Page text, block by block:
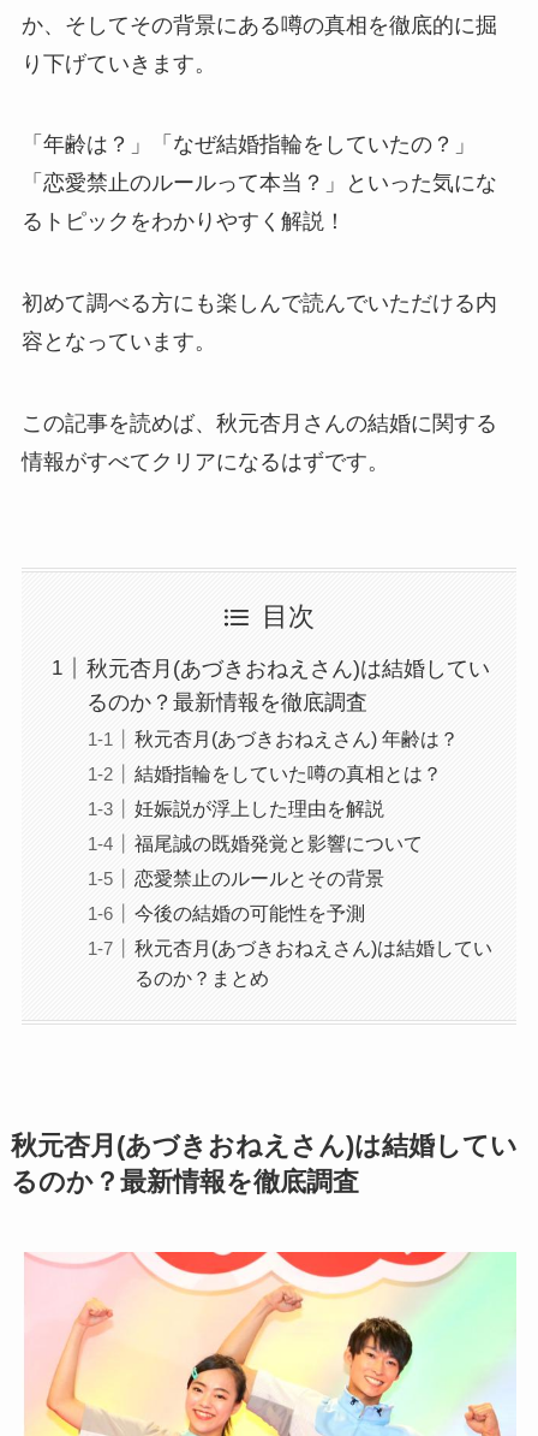
か、そしてその背景にある噂の真相を徹底的に掘
り下げていきます。
「年齢は？」「なぜ結婚指輪をしていたの？」
「恋愛禁止のルールって本当？」といった気にな
るトピックをわかりやすく解説！
初めて調べる方にも楽しんで読んでいただける内
容となっています。
この記事を読めば、秋元杏月さんの結婚に関する
情報がすべてクリアになるはずです。
目次
秋元杏月(あづきおねえさん)は結婚してい
るのか？最新情報を徹底調査
秋元杏月(あづきおねえさん) 年齢は？
結婚指輪をしていた噂の真相とは？
妊娠説が浮上した理由を解説
福尾誠の既婚発覚と影響について
恋愛禁止のルールとその背景
今後の結婚の可能性を予測
秋元杏月(あづきおねえさん)は結婚してい
るのか？まとめ
秋元杏月(あづきおねえさん)は結婚してい
るのか？最新情報を徹底調査